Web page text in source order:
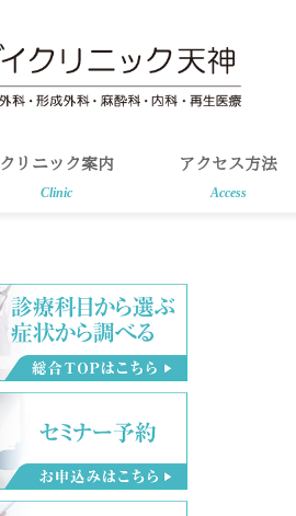
クリニック案内
Clinic
アクセス方法
Access